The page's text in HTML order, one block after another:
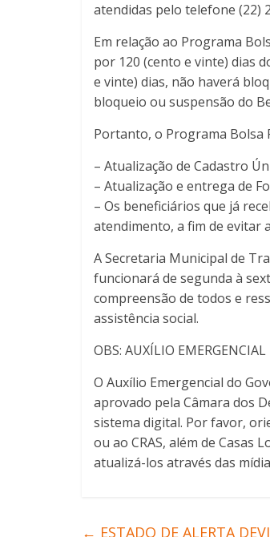
atendidas pelo telefone (22)
Em relação ao Programa
por 120 (cento e vinte) dias
e vinte) dias, não haverá
bloqueio ou suspensão do
Portanto, o Programa Bolsa
– Atualização de Cadastro
– Atualização e entrega de
– Os beneficiários que já
atendimento, a fim de evitar
A Secretaria Municipal de
funcionará de segunda à
compreensão de todos e
assistência social.
OBS: AUXÍLIO
O Auxílio Emergencial do
aprovado pela Câmara dos
sistema digital. Por favor,
ou ao CRAS, além de Casas
atualizá-los através das
← ESTADO DE ALERTA